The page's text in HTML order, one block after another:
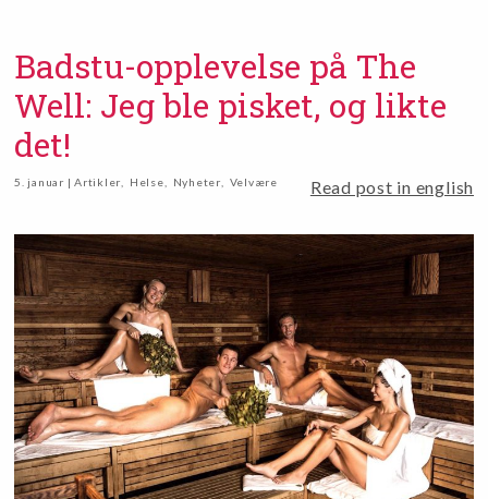
Badstu-opplevelse på The
Well: Jeg ble pisket, og likte
det!
5. januar | Artikler Helse Nyheter Velvære Read post in english